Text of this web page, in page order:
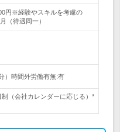
円※経験やスキルを考慮の
（待遇同一）
）時間外労働有無:有
制（会社カレンダーに応じる）*